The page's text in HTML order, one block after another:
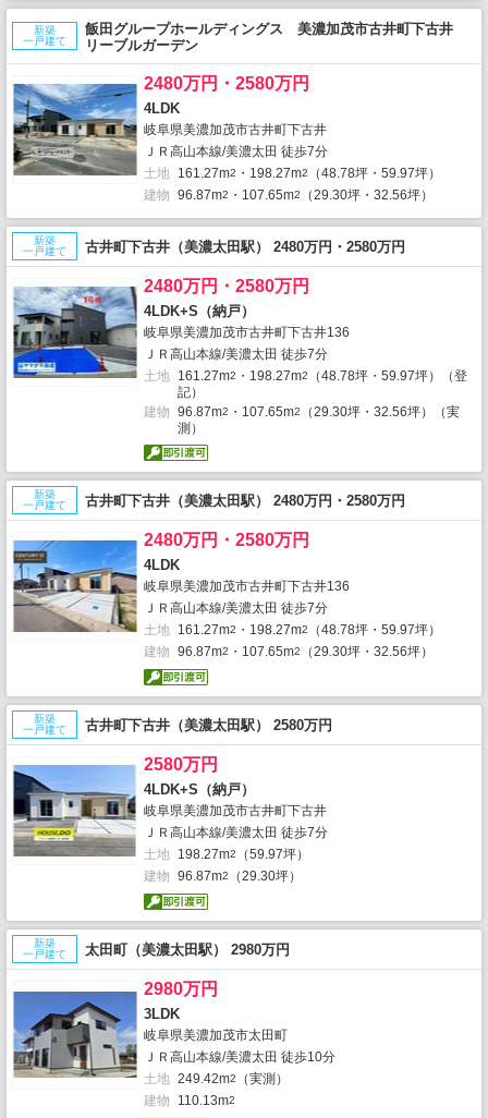
新築
一戸建て
飯田グループホールディングス 美濃加茂市古井町下古井
リーブルガーデン
2480万円・2580万円
4LDK
岐阜県美濃加茂市古井町下古井
ＪＲ高山本線/美濃太田 徒歩7分
土地 161.27m2 ・198.27m2
（48.78坪・59.97坪）
建物 96.87m2 ・107.65m2 （29.30坪・32.56坪）
新築
一戸建て
古井町下古井（美濃太田駅） 2480万円・2580万円
2480万円・2580万円
4LDK+S（納戸）
岐阜県美濃加茂市古井町下古井136
ＪＲ高山本線/美濃太田 徒歩7分
土地 161.27m2 ・198.27m2
（48.78坪・59.97坪）（登
記）
建物 96.87m2 ・107.65m2
（29.30坪・32.56坪）（実
測）
新築
一戸建て
古井町下古井（美濃太田駅） 2480万円・2580万円
2480万円・2580万円
4LDK
岐阜県美濃加茂市古井町下古井136
ＪＲ高山本線/美濃太田 徒歩7分
土地 161.27m2 ・198.27m2
（48.78坪・59.97坪）
建物 96.87m2 ・107.65m2 （29.30坪・32.56坪）
新築
一戸建て
古井町下古井（美濃太田駅） 2580万円
2580万円
4LDK+S（納戸）
岐阜県美濃加茂市古井町下古井
ＪＲ高山本線/美濃太田 徒歩7分
土地 198.27m2
（59.97坪）
建物 96.87m2 （29.30坪）
新築
一戸建て
太田町（美濃太田駅） 2980万円
2980万円
3LDK
岐阜県美濃加茂市太田町
ＪＲ高山本線/美濃太田 徒歩10分
土地 249.42m2
（実測）
建物
110.13m2